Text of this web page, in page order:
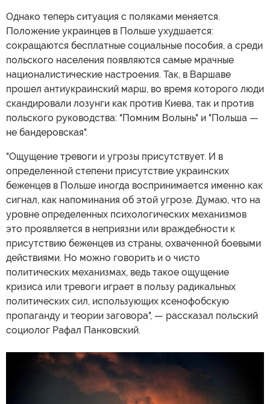
Однако теперь ситуация с поляками меняется.
Положение украинцев в Польше ухудшается:
сокращаются бесплатные социальные пособия, а среди
польского населения появляются самые мрачные
националистические настроения. Так, в Варшаве
прошел антиукраинский марш, во время которого люди
скандировали лозунги как против Киева, так и против
польского руководства: "Помним Волынь" и "Польша —
не бандеровская".
"Ощущение тревоги и угрозы присутствует. И в
определенной степени присутствие украинских
беженцев в Польше иногда воспринимается именно как
сигнал, как напоминания об этой угрозе. Думаю, что на
уровне определенных психологических механизмов
это проявляется в неприязни или враждебности к
присутствию беженцев из страны, охваченной боевыми
действиями. Но можно говорить и о чисто
политических механизмах, ведь такое ощущение
кризиса или тревоги играет в пользу радикальных
политических сил, использующих ксенофобскую
пропаганду и теории заговора", — рассказал польский
социолог Рафал Панковский.